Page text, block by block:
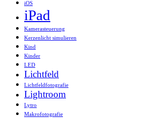
iOS
iPad
Kamerasteuerung
Kerzenlicht simulieren
Kind
Kinder
LED
Lichtfeld
Lichtfeldfotografie
Lightroom
Lytro
Makrofotografie